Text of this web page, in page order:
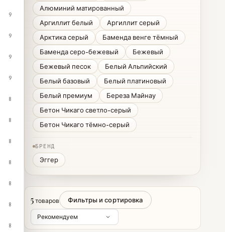
9
9
9
9
8
8
8
8
8
8
8
Алюминий матированный
Аргиллит белый
Аргиллит серый
Арктика серый
Баменда венге тёмный
Баменда серо-бежевый
Бежевый
Бежевый песок
Белый Альпийский
Белый базовый
Белый платиновый
Белый премиум
Береза Майнау
Бетон Чикаго светло-серый
Бетон Чикаго тёмно-серый
БРЕНД
Эггер
5 товаров Фильтры и сортировка